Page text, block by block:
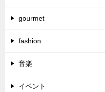
gourmet
fashion
音楽
イベント